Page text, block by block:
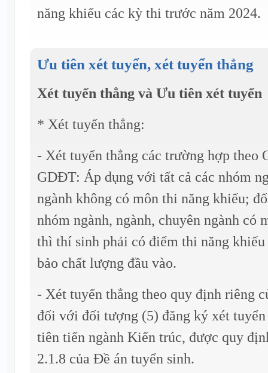
năng khiếu các kỳ thi trước năm 2024.
Ưu tiên xét tuyển, xét tuyển thẳng
Xét tuyển thẳng và Ưu tiên xét tuyển
* Xét tuyển thẳng:
- Xét tuyển thẳng các trường hợp theo
GDĐT: Áp dụng với tất cả các nhóm
ngành không có môn thi năng khiếu;
nhóm ngành, ngành, chuyên ngành có
thì thí sinh phải có điểm thi năng
bảo chất lượng đầu vào.
- Xét tuyển thẳng theo quy định riêng
đối với đối tượng (5) đăng ký xét
tiên tiến ngành Kiến trúc, được quy
2.1.8 của Đề án tuyển sinh.